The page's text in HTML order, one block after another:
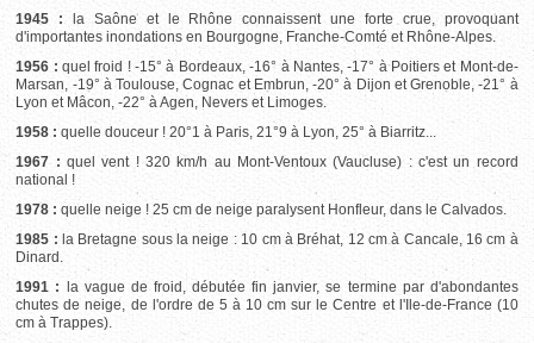
1945 : la Saône et le Rhône connaissent une forte crue, provoquant
d'importantes inondations en Bourgogne, Franche-Comté et Rhône-Alpes.
1956 : quel froid ! -15° à Bordeaux, -16° à Nantes, -17° à Poitiers et Mont-de-
Marsan, -19° à Toulouse, Cognac et Embrun, -20° à Dijon et Grenoble, -21° à
Lyon et Mâcon, -22° à Agen, Nevers et Limoges.
1958 : quelle douceur ! 20°1 à Paris, 21°9 à Lyon, 25° à Biarritz...
1967 : quel vent ! 320 km/h au Mont-Ventoux (Vaucluse) : c'est un record
national !
1978 : quelle neige ! 25 cm de neige paralysent Honfleur, dans le Calvados.
1985 : la Bretagne sous la neige : 10 cm à Bréhat, 12 cm à Cancale, 16 cm à
Dinard.
1991 : la vague de froid, débutée fin janvier, se termine par d'abondantes
chutes de neige, de l'ordre de 5 à 10 cm sur le Centre et l'Ile-de-France (10
cm à Trappes).